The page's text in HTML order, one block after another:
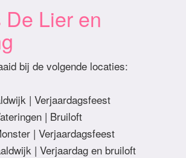
Lier en
bij de volgende locaties:
| Verjaardagsfeest
| Bruiloft
| Verjaardagsfeest
| Verjaardag en bruiloft